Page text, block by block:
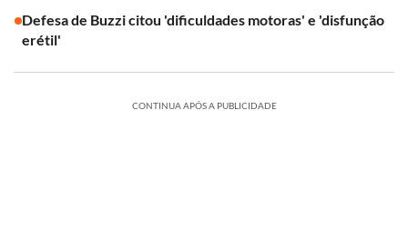
Defesa de Buzzi citou 'dificuldades motoras' e 'disfunção
erétil'
CONTINUA APÓS A PUBLICIDADE